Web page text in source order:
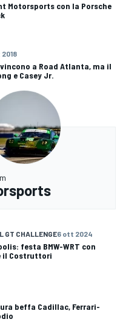
Motorsports con la Porsche
vincono a Road Atlanta, ma il
e Casey Jr.
GT CHALLENGE6 ott 2024
festa BMW-WRT con
il Costruttori
beffa Cadillac, Ferrari-